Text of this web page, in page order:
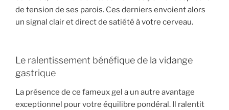
de tension de ses parois. Ces derniers envoient alors
un signal clair et direct de satiété à votre cerveau.
Le ralentissement bénéfique de la vidange
gastrique
La présence de ce fameux gel a un autre avantage
exceptionnel pour votre équilibre pondéral. Il ralentit